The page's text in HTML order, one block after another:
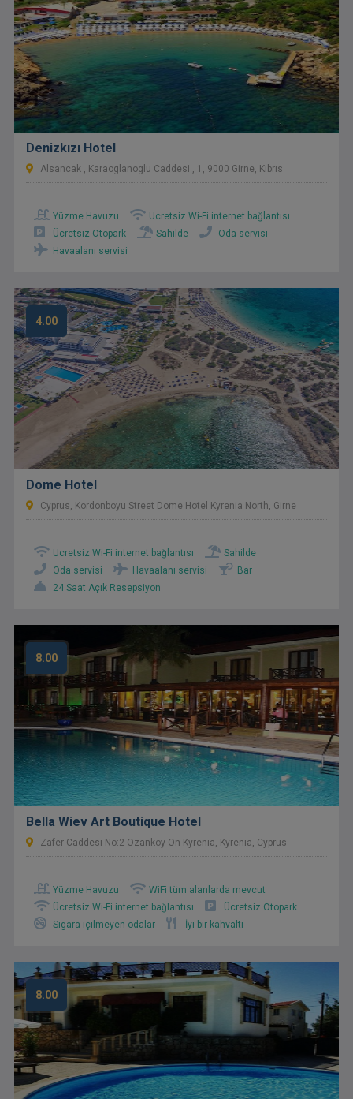
Denizkızı Hotel
Alsancak , Karaoglanoglu Caddesi , 1, 9000 Girne, Kıbrıs
Yüzme Havuzu
Ücretsiz Wi-Fi internet bağlantısı
Ücretsiz Otopark
Sahilde
Oda servisi
Havaalanı servisi
4.00
Dome Hotel
Cyprus, Kordonboyu Street Dome Hotel Kyrenia North, Girne
Ücretsiz Wi-Fi internet bağlantısı
Sahilde
Oda servisi
Havaalanı servisi
Bar
24 Saat Açık Resepsiyon
8.00
Bella Wiev Art Boutique Hotel
Zafer Caddesi No:2 Ozanköy On Kyrenia, Kyrenia, Cyprus
Yüzme Havuzu
WiFi tüm alanlarda mevcut
Ücretsiz Wi-Fi internet bağlantısı
Ücretsiz Otopark
Sigara içilmeyen odalar
İyi bir kahvaltı
8.00